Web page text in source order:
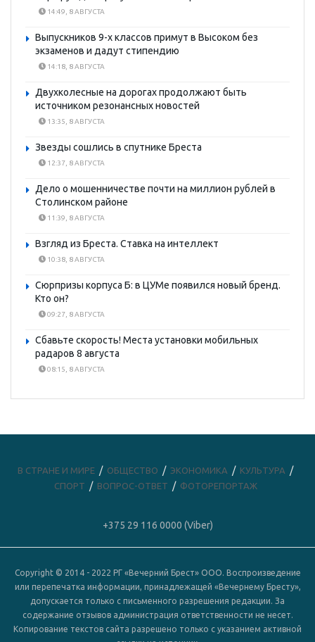
14:49, 8 АВГУСТА
Выпускников 9-х классов примут в Высоком без
экзаменов и дадут стипендию
14:18, 8 АВГУСТА
Двухколесные на дорогах продолжают быть
источником резонансных новостей
13:35, 8 АВГУСТА
Звезды сошлись в спутнике Бреста
12:37, 8 АВГУСТА
Дело о мошенничестве почти на миллион рублей в
Столинском районе
11:39, 8 АВГУСТА
Взгляд из Бреста. Ставка на интеллект
10:38, 8 АВГУСТА
Сюрпризы корпуса Б: в ЦУМе появился новый бренд.
Кто он?
09:27, 8 АВГУСТА
Сбавьте скорость! Места установки мобильных
радаров 8 августа
08:15, 8 АВГУСТА
В СТРАНЕ И МИРЕ ОБЩЕСТВО ЭКОНОМИКА
КУЛЬТУРА
СПОРТ
ВОПРОС-ОТВЕТ ФОТОРЕПОРТАЖ
+375 29 116 0000 (Viber)
Copyright © 2014 - 2022 РГ «Вечерний Брест» ООО. Воспроизведение
или перепечатка информации, принадлежащей «Вечернему Бресту»,
допускается только с письменного разрешения редакции. За
содержание отзывов администрация ответственности не несет.
Копирование текстов сайта разрешено только с указанием активной